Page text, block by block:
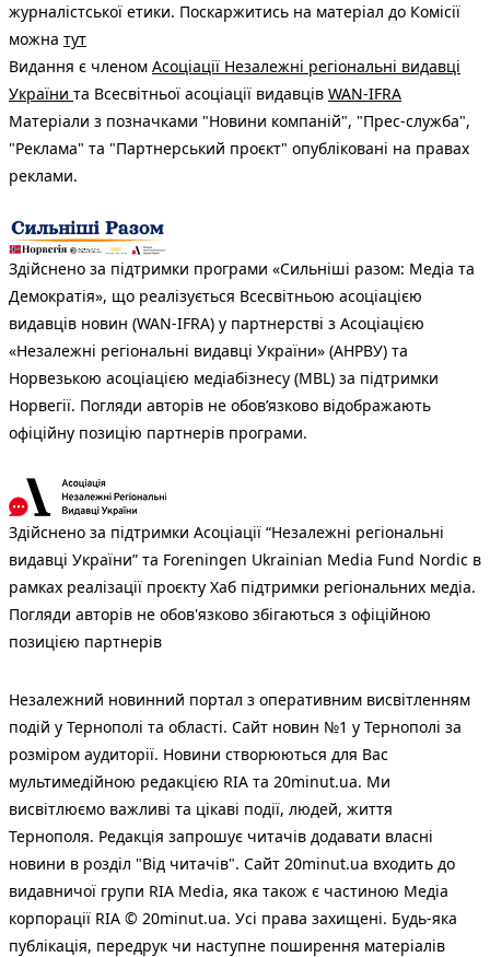
журналістської етики. Поскаржитись на матеріал до Комісії
можна тут
Видання є членом Асоціації Незалежні регіональні видавці
України та Всесвітньої асоціації видавців WAN-IFRA
Матеріали з позначками "Новини компаній", "Прес-служба",
"Реклама" та "Партнерський проєкт" опубліковані на правах
реклами.
Здійснено за підтримки програми «Сильніші разом: Медіа та
Демократія», що реалізується Всесвітньою асоціацією
видавців новин (WAN-IFRA) у партнерстві з Асоціацією
«Незалежні регіональні видавці України» (АНРВУ) та
Норвезькою асоціацією медіабізнесу (MBL) за підтримки
Норвегії. Погляди авторів не обов’язково відображають
офіційну позицію партнерів програми.
Здійснено за підтримки Асоціації “Незалежні регіональні
видавці України” та Foreningen Ukrainian Media Fund Nordic в
рамках реалізації проєкту Хаб підтримки регіональних медіа.
Погляди авторів не обов'язково збігаються з офіційною
позицією партнерів
Незалежний новинний портал з оперативним висвітленням
подій у Тернополі та області. Сайт новин №1 у Тернополі за
розміром аудиторії. Новини створюються для Вас
мультимедійною редакцією RIA та 20minut.ua. Ми
висвітлюємо важливі та цікаві події, людей, життя
Тернополя. Редакція запрошує читачів додавати власні
новини в розділ "Від читачів". Сайт 20minut.ua входить до
видавничої групи RIA Media, яка також є частиною Медіа
корпорації RIA © 20minut.ua. Усі права захищені. Будь-яка
публiкацiя, передрук чи наступне поширення матеріалів